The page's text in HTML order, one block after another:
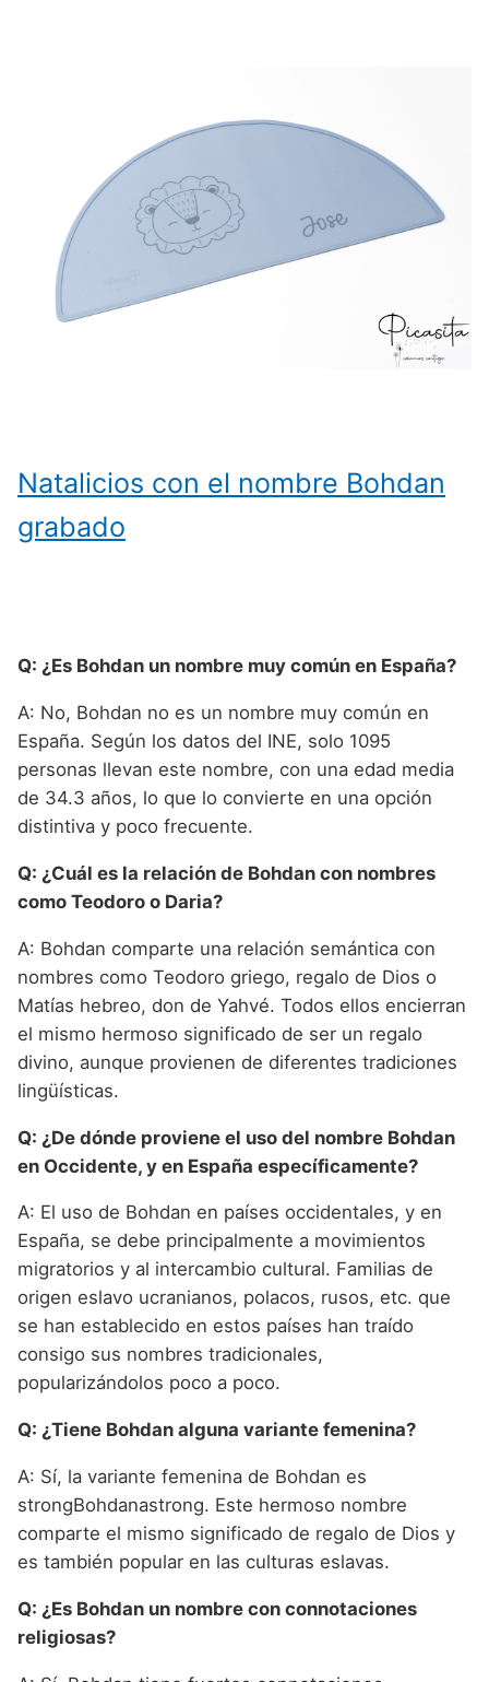
Natalicios con el nombre Bohdan
grabado
Q: ¿Es Bohdan un nombre muy común en España?
A: No, Bohdan no es un nombre muy común en
España. Según los datos del INE, solo 1095
personas llevan este nombre, con una edad media
de 34.3 años, lo que lo convierte en una opción
distintiva y poco frecuente.
Q: ¿Cuál es la relación de Bohdan con nombres
como Teodoro o Daria?
A: Bohdan comparte una relación semántica con
nombres como Teodoro griego, regalo de Dios o
Matías hebreo, don de Yahvé. Todos ellos encierran
el mismo hermoso significado de ser un regalo
divino, aunque provienen de diferentes tradiciones
lingüísticas.
Q: ¿De dónde proviene el uso del nombre Bohdan
en Occidente, y en España específicamente?
A: El uso de Bohdan en países occidentales, y en
España, se debe principalmente a movimientos
migratorios y al intercambio cultural. Familias de
origen eslavo ucranianos, polacos, rusos, etc. que
se han establecido en estos países han traído
consigo sus nombres tradicionales,
popularizándolos poco a poco.
Q: ¿Tiene Bohdan alguna variante femenina?
A: Sí, la variante femenina de Bohdan es
strongBohdanastrong. Este hermoso nombre
comparte el mismo significado de regalo de Dios y
es también popular en las culturas eslavas.
Q: ¿Es Bohdan un nombre con connotaciones
religiosas?